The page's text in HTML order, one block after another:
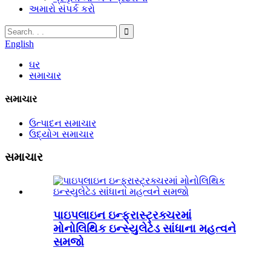
અમારો સંપર્ક કરો
English
ઘર
સમાચાર
સમાચાર
ઉત્પાદન સમાચાર
ઉદ્યોગ સમાચાર
સમાચાર
પાઇપલાઇન ઇન્ફ્રાસ્ટ્રક્ચરમાં
મોનોલિથિક ઇન્સ્યુલેટેડ સાંધાના મહત્વને
સમજો